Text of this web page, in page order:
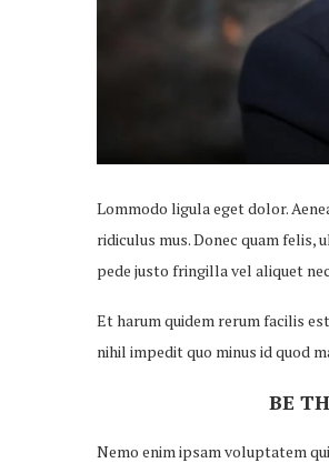
Lommodo ligula eget dolor.
ridiculus mus. Donec quam felis,
pede justo fringilla vel aliquet
Et harum quidem rerum facilis
nihil impedit quo minus id quod
BE
Nemo enim ipsam voluptatem